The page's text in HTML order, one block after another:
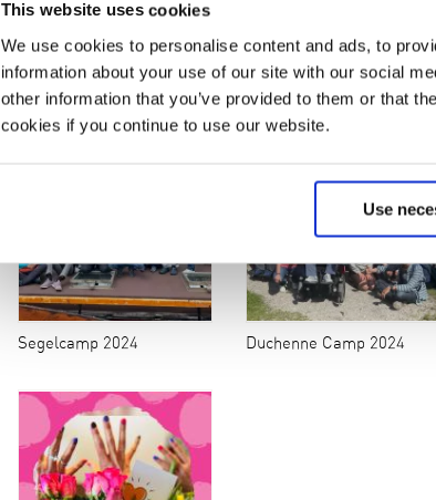
This website uses cookies
We use cookies to personalise content and ads, to
information about your use of our site with our social
other information that you’ve provided to them or that
cookies if you continue to use our website.
Use
Allen einen schönen Sommer (Copy) 2. Familienaufenthalt 2024
Segelcamp 2024 Duchenne Camp 2024